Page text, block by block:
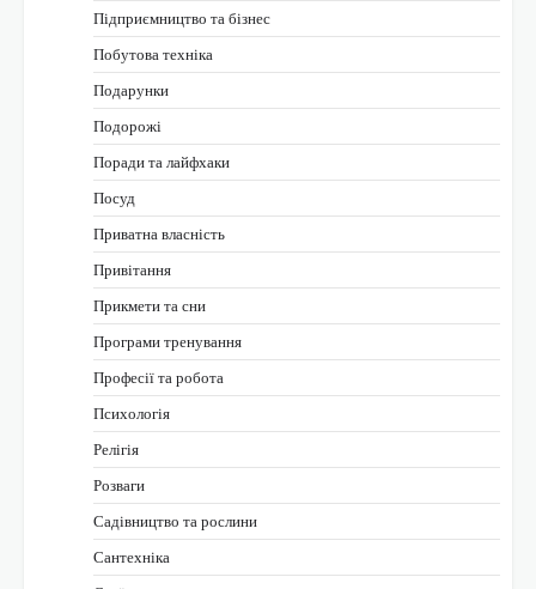
Підприємництво та бізнес
Побутова техніка
Подарунки
Подорожі
Поради та лайфхаки
Посуд
Приватна власність
Привітання
Прикмети та сни
Програми тренування
Професії та робота
Психологія
Релігія
Розваги
Садівництво та рослини
Сантехніка